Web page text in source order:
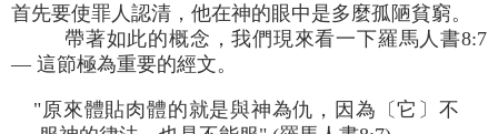
首先要使罪人認清，他在神的眼中是多麼孤陋貧窮。
帶著如此的概念，我們現來看一下羅馬人書8:7
— 這節極為重要的經文。
"原來體貼肉體的就是與神為仇，因為〔它〕不